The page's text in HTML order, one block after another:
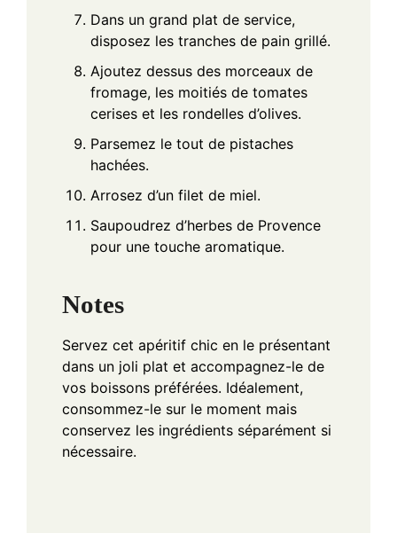
Dans un grand plat de service,
disposez les tranches de pain grillé.
Ajoutez dessus des morceaux de
fromage, les moitiés de tomates
cerises et les rondelles d’olives.
Parsemez le tout de pistaches
hachées.
Arrosez d’un filet de miel.
Saupoudrez d’herbes de Provence
pour une touche aromatique.
Notes
Servez cet apéritif chic en le présentant
dans un joli plat et accompagnez-le de
vos boissons préférées. Idéalement,
consommez-le sur le moment mais
conservez les ingrédients séparément si
nécessaire.